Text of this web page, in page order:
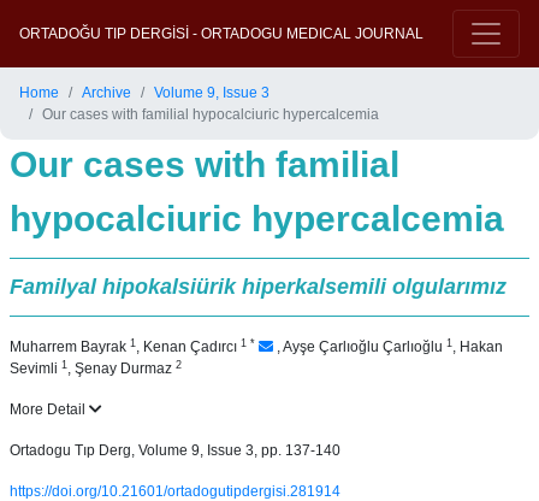
ORTADOĞU TIP DERGİSİ - ORTADOGU MEDICAL JOURNAL
Home Archive
Volume 9, Issue 3
Our cases with familial hypocalciuric hypercalcemia
Our cases with familial
hypocalciuric hypercalcemia
Familyal hipokalsiürik hiperkalsemili olgularımız
Muharrem Bayrak 1 , Kenan Çadırcı 1 * ,Ayşe Çarlıoğlu Çarlıoğlu 1 , Hakan
Sevimli 1 , Şenay Durmaz 2
More Detail
Ortadogu Tıp Derg, Volume 9, Issue 3, pp. 137-140
https://doi.org/10.21601/ortadogutipdergisi.281914